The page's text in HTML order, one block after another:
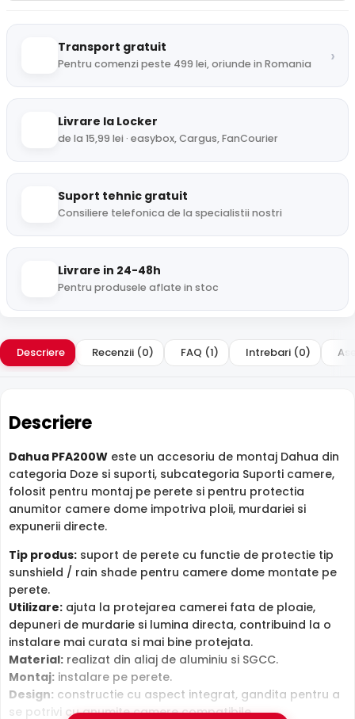
Transport gratuit
Pentru comenzi peste 499 lei, oriunde in Romania ›
Livrare la Locker
de la 15,99 lei · easybox, Cargus, FanCourier
Suport tehnic gratuit
Consiliere telefonica de la specialistii nostri
Livrare in 24-48h
Pentru produsele aflate in stoc
Descriere Recenzii (0) FAQ (1) Intrebari (0)
Descriere
Dahua PFA200W este un accesoriu de montaj Dahua din
categoria Doze si suporti, subcategoria Suporti camere,
folosit pentru montaj pe perete si pentru protectia
anumitor camere dome impotriva ploii, murdariei si
expunerii directe.
Tip produs: suport de perete cu functie de protectie tip
sunshield / rain shade pentru camere dome montate pe
perete.
Utilizare: ajuta la protejarea camerei fata de ploaie,
depuneri de murdarie si lumina directa, contribuind la o
instalare mai curata si mai bine protejata.
Material: realizat din aliaj de aluminiu si SGCC.
Montaj: instalare pe perete.
Design: constructie cu aspect integrat, gandita pentru a
se potrivi cu anumite camere compatibile.